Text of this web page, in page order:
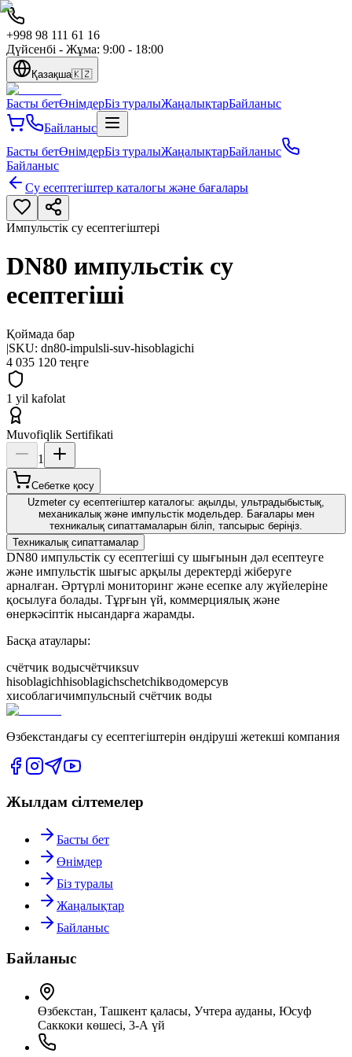
+998 98 111 61 16
Дүйсенбі - Жұма: 9:00 - 18:00
Қазақша🇰🇿
Басты бетӨнімдерБіз туралыЖаңалықтарБайланыс
Байланыс
Басты бетӨнімдерБіз туралыЖаңалықтарБайланыс
Байланыс
Су есептегіштер каталогы және бағалары
Импульстік су есептегіштері
DN80 импульстік су
есептегіші
Қоймада бар
|SKU: dn80-impulsli-suv-hisoblagichi
4 035 120 теңге
1 yil kafolat
Muvofiqlik Sertifikati
1
Себетке қосу
Uzmeter су есептегіштер каталогы: ақылды, ультрадыбыстық,
механикалық және импульстік модельдер. Бағалары мен
техникалық сипаттамаларын біліп, тапсырыс беріңіз.
Техникалық сипаттамалар
DN80 импульстік су есептегіші су шығынын дәл есептеуге
және импульстік шығыс арқылы деректерді жіберуге
арналған. Әртүрлі мониторинг және есепке алу жүйелеріне
қосылуға болады. Тұрғын үй, коммерциялық және
өнеркәсіптік нысандарға жарамды.
Басқа атаулары:
счётчик водысчётчикsuv
hisoblagichhisoblagichschetchikводомерсув
хисоблагичимпульсный счётчик воды
Өзбекстандағы су есептегіштерін өндіруші жетекші компания
Жылдам сілтемелер
Басты бет
Өнімдер
Біз туралы
Жаңалықтар
Байланыс
Байланыс
Өзбекстан, Ташкент қаласы, Учтеpa ауданы, Юсуф
Саккоки көшесі, 3-А үй